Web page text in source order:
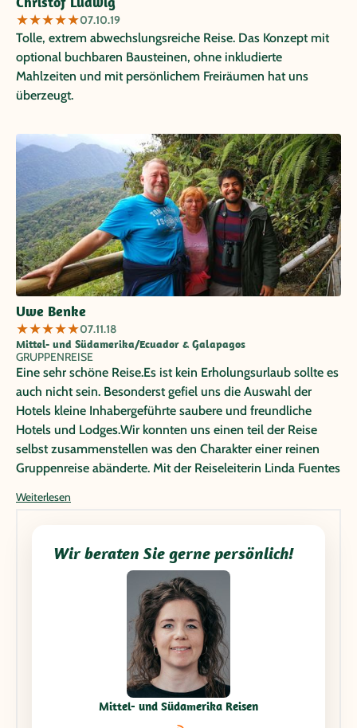
★★★★★07.10.19
Tolle, extrem abwechslungsreiche Reise. Das Konzept mit
optional buchbaren Bausteinen, ohne inkludierte
Mahlzeiten und mit persönlichem Freiräumen hat uns
überzeugt.
Uwe Benke
★★★★★07.11.18
Mittel- und Südamerika/Ecuador & Galapagos
GRUPPENREISE
Eine sehr schöne Reise.Es ist kein Erholungsurlaub sollte es
auch nicht sein. Besonderst gefiel uns die Auswahl der
Hotels kleine Inhabergeführte saubere und freundliche
Hotels und Lodges.Wir konnten uns einen teil der Reise
selbst zusammenstellen was den Charakter einer reinen
Gruppenreise abänderte. Mit der Reiseleiterin Linda Fuentes
persönliche Wünsche soweit als möglich einging.Es ist eine
Weiterlesen
Wir beraten Sie gerne persönlich!
Mittel- und Südamerika Reisen